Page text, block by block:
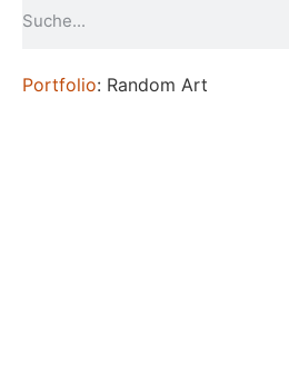
Portfolio: Random Art